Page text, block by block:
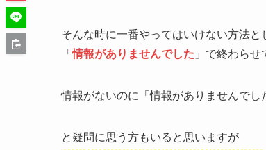
そんな時に一番やってはいけない方法と
「情報がありませんでした 」で終わらせ
情報がないのに「情報がありませんでし
と疑問に思う方もいると思いますが